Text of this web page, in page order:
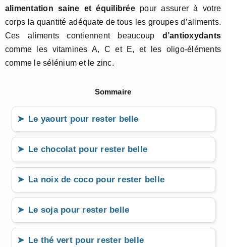
alimentation saine et équilibréepour assurer à votre
corps la quantité adéquate de tous les groupes d’aliments.
Ces aliments contiennent beaucoup d’antioxydants
comme les vitamines A, C et E, et les oligo-éléments
comme le sélénium et le zinc.
Sommaire
Le yaourt pour rester belle
Le chocolat pour rester belle
La noix de coco pour rester belle
Le soja pour rester belle
Le thé vert pour rester belle